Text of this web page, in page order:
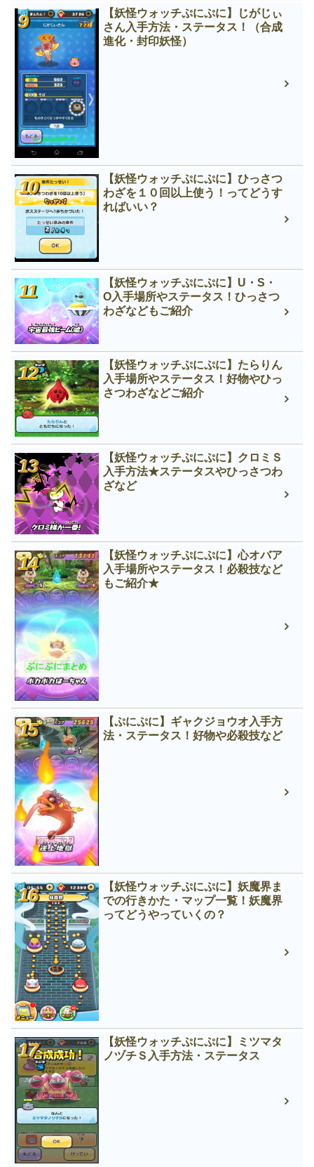
【妖怪ウォッチぷにぷに】じがじぃ
さん入手方法・ステータス！（合成
進化・封印妖怪）
【妖怪ウォッチぷにぷに】ひっさつ
わざを１０回以上使う！ってどうす
ればいい？
【妖怪ウォッチぷにぷに】U・S・
O入手場所やステータス！ひっさつ
わざなどもご紹介
【妖怪ウォッチぷにぷに】たらりん
入手場所やステータス！好物やひっ
さつわざなどご紹介
【妖怪ウォッチぷにぷに】クロミＳ
入手方法★ステータスやひっさつわ
ざなど
【妖怪ウォッチぷにぷに】心オバア
入手場所やステータス！必殺技など
もご紹介★
【ぷにぷに】ギャクジョウオ入手方
法・ステータス！好物や必殺技など
【妖怪ウォッチぷにぷに】妖魔界ま
での行きかた・マップ一覧！妖魔界
ってどうやっていくの？
【妖怪ウォッチぷにぷに】ミツマタ
ノヅチＳ入手方法・ステータス